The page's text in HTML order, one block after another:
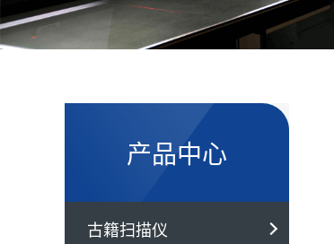
产品中心
古籍扫描仪